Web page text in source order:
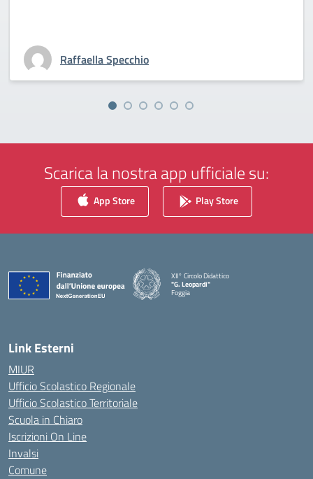
Raffaella Specchio
Scarica la nostra app ufficiale su:
App Store Play Store
XII° Circolo Didattico
"G. Leopardi"
Foggia
— Visita la pagina iniziale della scuola
Link Esterni
MIUR
Ufficio Scolastico Regionale
Ufficio Scolastico Territoriale
Scuola in Chiaro
Iscrizioni On Line
Invalsi
Comune